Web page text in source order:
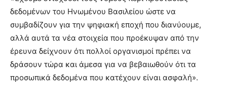
δεδομένων του Ηνωμένου Βασιλείου ώστε να
συμβαδίζουν για την ψηφιακή εποχή που διανύουμε,
αλλά αυτά τα νέα στοιχεία που προέκυψαν από την
έρευνα δείχνουν ότι πολλοί οργανισμοί πρέπει να
δράσουν τώρα και άμεσα για να βεβαιωθούν ότι τα
προσωπικά δεδομένα που κατέχουν είναι ασφαλή».